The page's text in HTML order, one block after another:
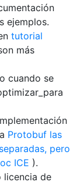
ejemplos.
tutorial
más
cuando se
Protobuf las
pero
ICE ).
licencia de